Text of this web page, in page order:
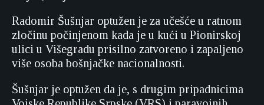
Radomir Šušnjar optužen je za učešće u ratnom
zločinu počinjenom kada je u kući u Pionirskoj
ulici u Višegradu prisilno zatvoreno i zapaljeno
više osoba bošnjačke nacionalnosti.
Šušnjar je optužen da je, s drugim pripadnicima